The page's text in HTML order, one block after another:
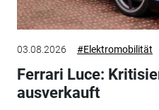
03.08.2026 #Elektromobilität
Ferrari Luce:
ausverkauft